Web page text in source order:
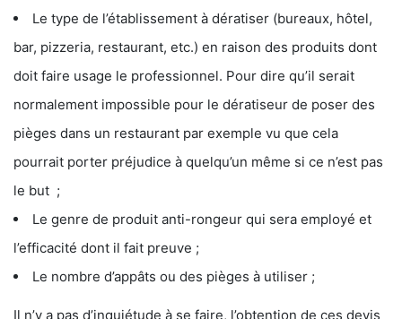
Le type de l’établissement à dératiser (bureaux, hôtel,
bar, pizzeria, restaurant, etc.) en raison des produits dont
doit faire usage le professionnel. Pour dire qu’il serait
normalement impossible pour le dératiseur de poser des
pièges dans un restaurant par exemple vu que cela
pourrait porter préjudice à quelqu’un même si ce n’est pas
le but ;
Le genre de produit anti-rongeur qui sera employé et
l’efficacité dont il fait preuve ;
Le nombre d’appâts ou des pièges à utiliser ;
Il n’y a pas d’inquiétude à se faire, l’obtention de ces devis